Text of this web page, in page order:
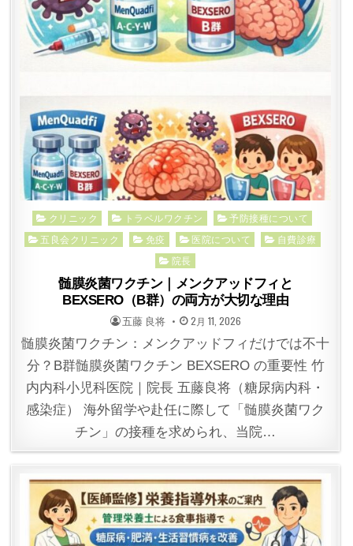
Posted
in
クリニック トラベルワクチン
予防接種について
五良会クリニック
免疫 医院について
自費診療
院長
髄膜炎菌ワクチン｜メンクアッドフィと
BEXSERO（B群）の両方が大切な理由
POSTED
BY
五藤 良将 POSTED
ON
2月 11, 2026
髄膜炎菌ワクチン：メンクアッドフィだけでは不十
分？B群髄膜炎菌ワクチン BEXSERO の重要性 竹
内内科小児科医院｜院長 五藤良将（糖尿病内科・
感染症） 海外留学や赴任に際して「髄膜炎菌ワク
チン」の接種を求められ、当院…